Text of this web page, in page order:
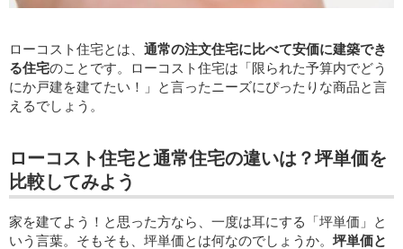
ローコスト住宅とは、 通常の注文住宅に比べて安価に建築でき
る住宅のことです。ローコスト住宅は「限られた予算内でどう
にか戸建を建てたい！」と言ったニーズにぴったりな商品と言
えるでしょう。
ローコスト住宅と通常住宅の違いは？坪単価を
比較してみよう
家を建てよう！と思った方なら、一度は耳にする「坪単価」と
いう言葉。そもそも、坪単価とは何なのでしょうか。坪単価と